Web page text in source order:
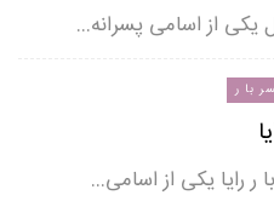
یکی از اسامی پسرانه…
با ر
ر رایا یکی از اسامی…